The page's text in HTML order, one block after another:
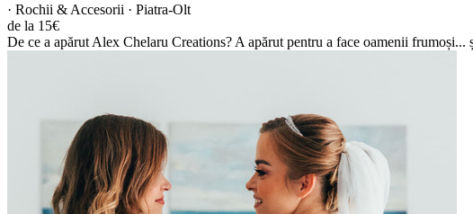
· Rochii & Accesorii · Piatra-Olt
de la 15€
De ce a apărut Alex Chelaru Creations? A apărut pentru a face oamenii